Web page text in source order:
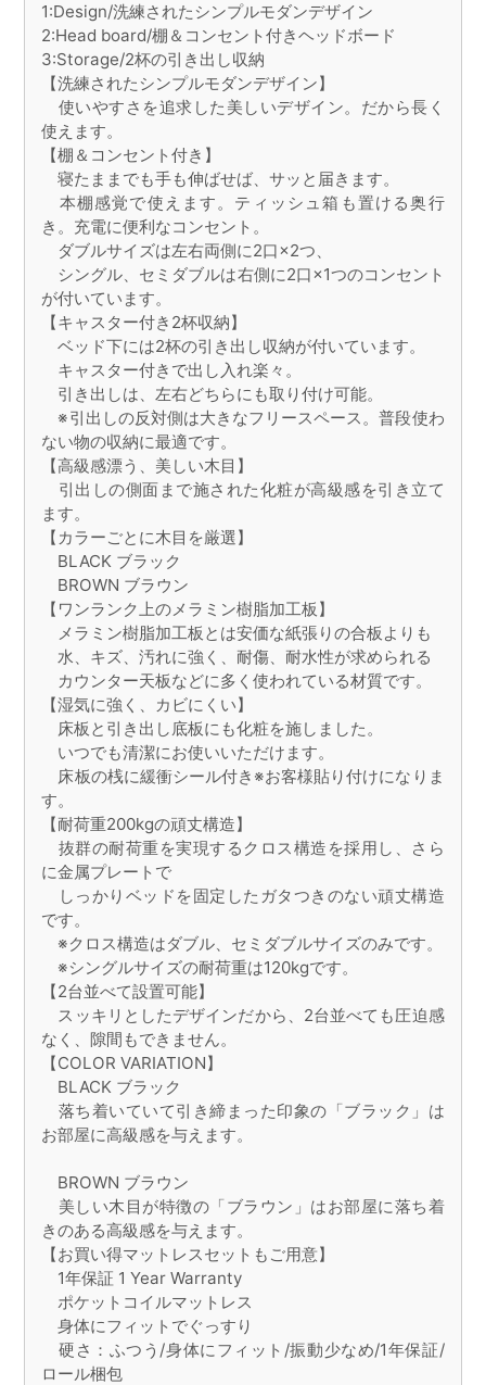
1:Design/洗練されたシンプルモダンデザイン
2:Head board/棚＆コンセント付きヘッドボード
3:Storage/2杯の引き出し収納
【洗練されたシンプルモダンデザイン】
使いやすさを追求した美しいデザイン。だから長く
使えます。
【棚＆コンセント付き】
寝たままでも手も伸ばせば、サッと届きます。
本棚感覚で使えます。ティッシュ箱も置ける奥行
き。充電に便利なコンセント。
ダブルサイズは左右両側に2口×2つ、
シングル、セミダブルは右側に2口×1つのコンセント
が付いています。
【キャスター付き2杯収納】
ベッド下には2杯の引き出し収納が付いています。
キャスター付きで出し入れ楽々。
引き出しは、左右どちらにも取り付け可能。
※引出しの反対側は大きなフリースペース。普段使わ
ない物の収納に最適です。
【高級感漂う、美しい木目】
引出しの側面まで施された化粧が高級感を引き立て
ます。
【カラーごとに木目を厳選】
BLACK ブラック
BROWN ブラウン
【ワンランク上のメラミン樹脂加工板】
メラミン樹脂加工板とは安価な紙張りの合板よりも
水、キズ、汚れに強く、耐傷、耐水性が求められる
カウンター天板などに多く使われている材質です。
【湿気に強く、カビにくい】
床板と引き出し底板にも化粧を施しました。
いつでも清潔にお使いいただけます。
床板の桟に緩衝シール付き※お客様貼り付けになりま
す。
【耐荷重200kgの頑丈構造】
抜群の耐荷重を実現するクロス構造を採用し、さら
に金属プレートで
しっかりベッドを固定したガタつきのない頑丈構造
です。
※クロス構造はダブル、セミダブルサイズのみです。
※シングルサイズの耐荷重は120kgです。
【2台並べて設置可能】
スッキリとしたデザインだから、2台並べても圧迫感
なく、隙間もできません。
【COLOR VARIATION】
BLACK ブラック
落ち着いていて引き締まった印象の「ブラック」は
お部屋に高級感を与えます。
BROWN ブラウン
美しい木目が特徴の「ブラウン」はお部屋に落ち着
きのある高級感を与えます。
【お買い得マットレスセットもご用意】
1年保証 1 Year Warranty
ポケットコイルマットレス
身体にフィットでぐっすり
硬さ：ふつう/身体にフィット/振動少なめ/1年保証/
ロール梱包